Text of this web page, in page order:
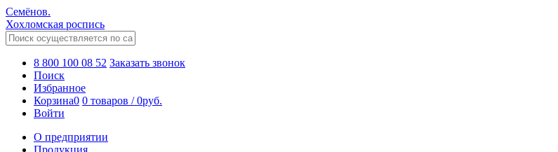
Семёнов.
Хохломская роспись
8 800 100 08 52 Заказать звонок
Поиск
Избранное
Корзина0 0 товаров /0руб.
Войти
О предприятии
Продукция